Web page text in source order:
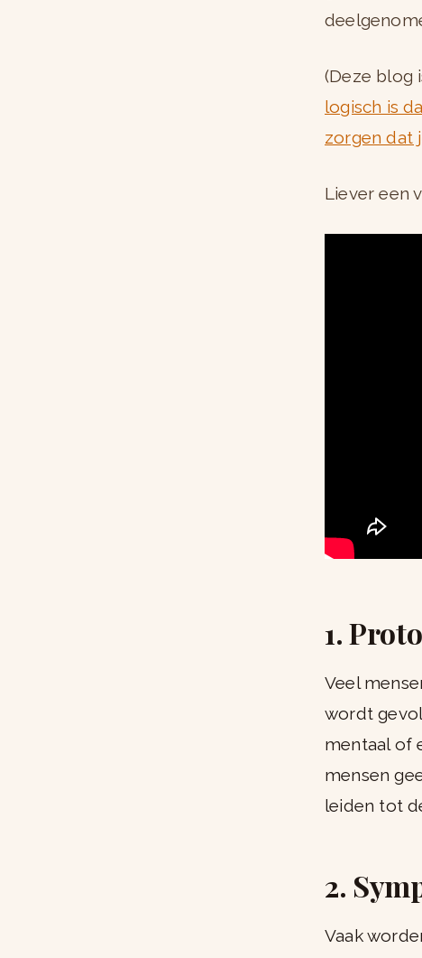
(Deze blog
logisch is
zorgen dat
Liever een
1.
Veel
wordt
mentaal of
mensen
leiden tot
2.
Vaak